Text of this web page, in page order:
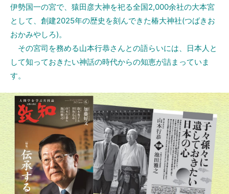
伊勢国一の宮で、猿田彦大神を祀る全国2,000余社の大本宮
として、創建2025年の歴史を刻んできた椿大神社(つばきお
おかみやしろ)。
その宮司を務める山本行恭さんとの語らいには、日本人と
して知っておきたい神話の時代からの知恵が詰まっていま
す。